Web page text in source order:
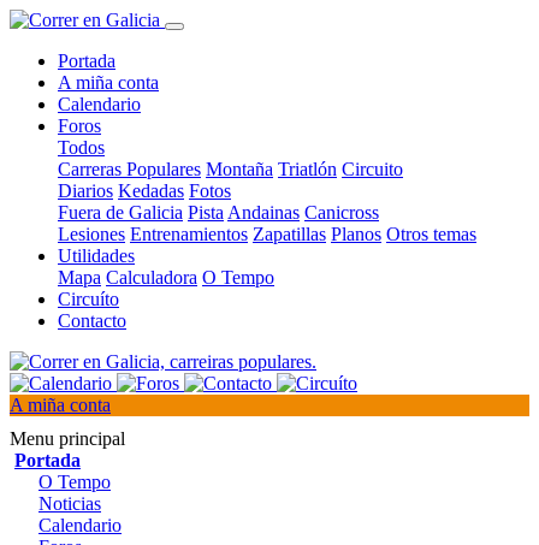
Portada
A miña conta
Calendario
Foros
Todos
Carreras Populares Montaña Triatlón Circuito
Diarios Kedadas Fotos
Fuera de Galicia Pista Andainas Canicross
Lesiones Entrenamientos Zapatillas Planos Otros temas
Utilidades
Mapa Calculadora O Tempo
Circuíto
Contacto
A miña conta
Menu principal
Portada
O Tempo
Noticias
Calendario